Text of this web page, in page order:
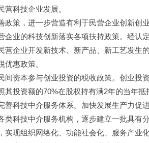
营科技企业发展。
政策，进一步营造有利于民营企业创新创
企业的科技创新落实各项扶持政策。经
营企业开发新技术、新产品、新工艺发生
优惠政策。
间资本参与创业投资的税收政策。创业
其投资额的70%在股权持有满2年的当年
善科技中介服务体系。加快发展生产力
类科技中介服务机构，逐步建立一批具有
实现组织网络化、功能社会化、服务产业